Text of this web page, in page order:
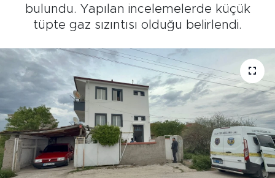
bulundu. Yapılan incelemelerde küçük
tüpte gaz sızıntısı olduğu belirlendi.